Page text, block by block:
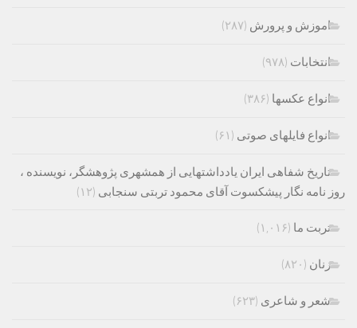
اموزش و پرورش (۲۸۷)
انتخابات (۹۷۸)
انواع عکسها (۳۸۶)
انواع فایلهای صوتی (۶۱)
تاریخ شفاهی ایران یادداشتهایی از همشهری پژوهشگر، نویسنده ،
روز نامه نگار پیشکسوت آقای محمود تربتی سنجابی (۱۲)
تربت ما (۱,۰۱۶)
زنان (۸۲۰)
شعر و شاعری (۶۲۳)